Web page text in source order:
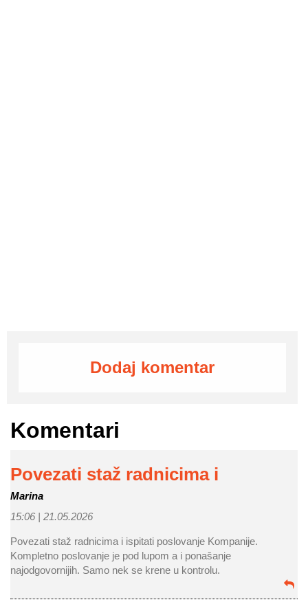
Dodaj komentar
Komentari
Povezati staž radnicima i
Marina
15:06 | 21.05.2026
Povezati staž radnicima i ispitati poslovanje Kompanije.
Kompletno poslovanje je pod lupom a i ponašanje
najodgovornijih. Samo nek se krene u kontrolu.